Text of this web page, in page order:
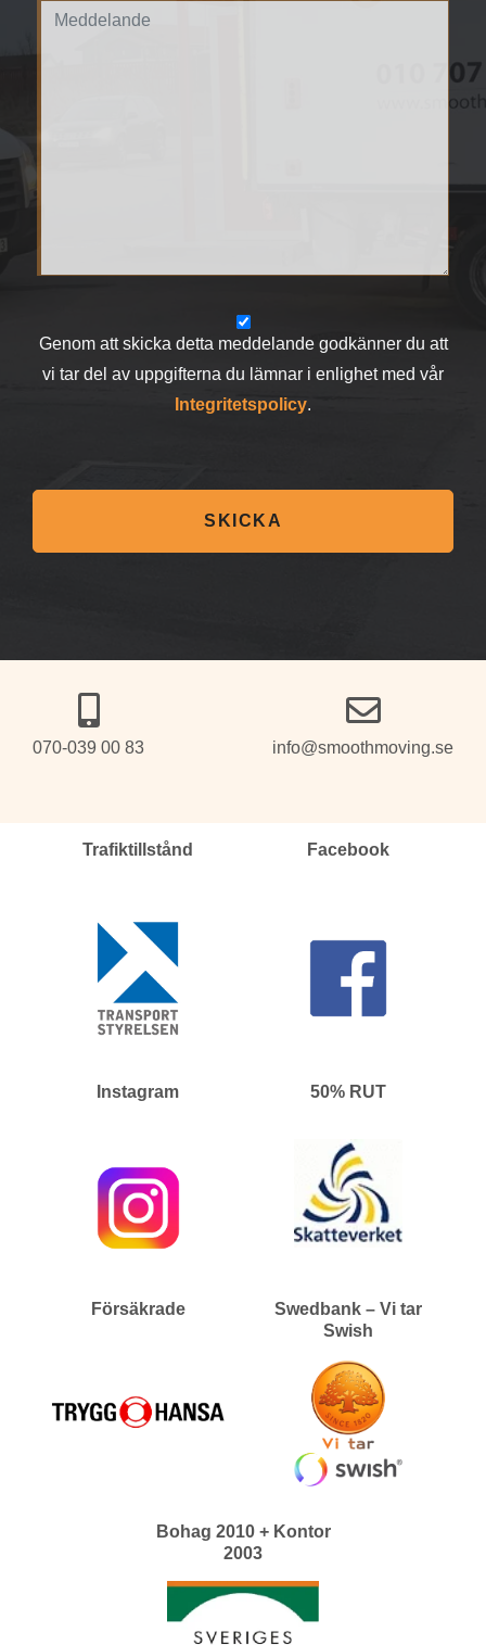
Genom att skicka detta meddelande godkänner du att
vi tar del av uppgifterna du lämnar i enlighet med vår
Integritetspolicy.
SKICKA
070-039 00 83 info@smoothmoving.se
Trafiktillstånd Facebook
Instagram 50% RUT
Försäkrade
Swedbank – Vi tar
Swish
Bohag 2010 + Kontor
2003